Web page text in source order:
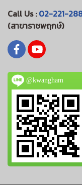
Call Us :02-221-
(สาขาราชพฤกษ์)
@kwangham